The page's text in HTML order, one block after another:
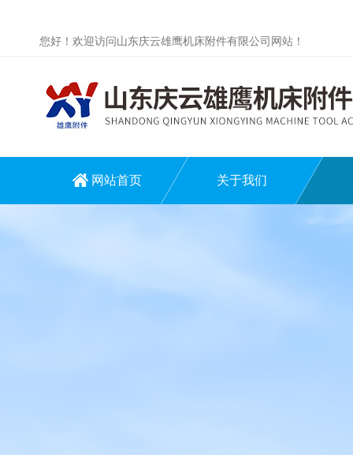
您好！欢迎访问山东庆云雄鹰机床附件有限公司网站！
网站首页 关于我们